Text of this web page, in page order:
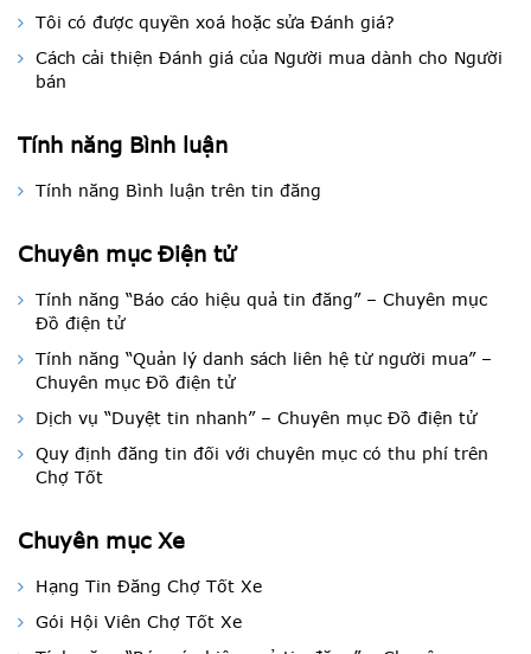
Tôi có được quyền xoá hoặc sửa Đánh giá?
Cách cải thiện Đánh giá của Người mua dành cho Người
bán
Tính năng Bình luận
Tính năng Bình luận trên tin đăng
Chuyên mục Điện tử
Tính năng “Báo cáo hiệu quả tin đăng” – Chuyên mục
Đồ điện tử
Tính năng “Quản lý danh sách liên hệ từ người mua” –
Chuyên mục Đồ điện tử
Dịch vụ “Duyệt tin nhanh” – Chuyên mục Đồ điện tử
Quy định đăng tin đối với chuyên mục có thu phí trên
Chợ Tốt
Chuyên mục Xe
Hạng Tin Đăng Chợ Tốt Xe
Gói Hội Viên Chợ Tốt Xe